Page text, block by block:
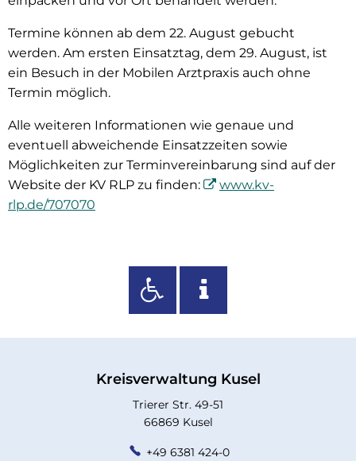
Termine können ab dem 22. August gebucht
werden. Am ersten Einsatztag, dem 29. August, ist
ein Besuch in der Mobilen Arztpraxis auch ohne
Termin möglich.
Alle weiteren Informationen wie genaue und
eventuell abweichende Einsatzzeiten sowie
Möglichkeiten zur Terminvereinbarung sind auf der
Website der KV RLP zu finden:
www.kv-
rlp.de/707070
Kreisverwaltung Kusel
Trierer Str. 49-51
66869 Kusel
+49 6381 424-0